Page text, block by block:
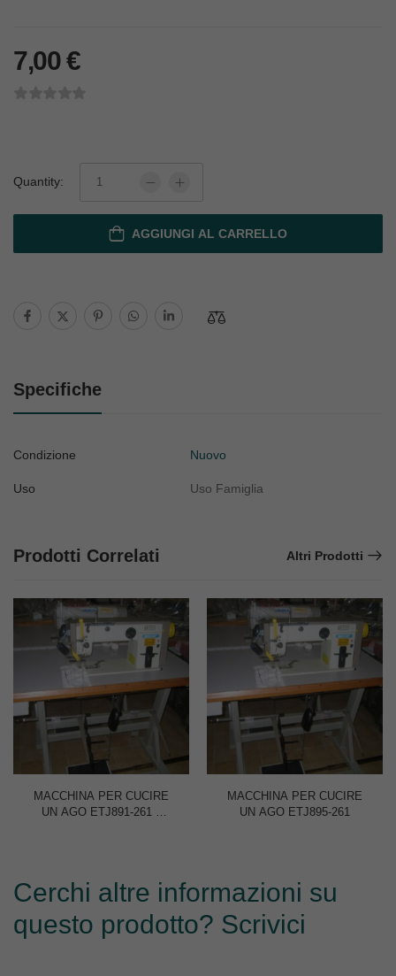
7,00€
Quantity:
AGGIUNGI AL CARRELLO
Specifiche
Condizione Nuovo
Uso Uso Famiglia
Prodotti Correlati Altri Prodotti
MACCHINA PER CUCIRE
UN AGO ETJ891-261 –
MACCHINA PER CUCIRE
UN AGO ETJ895-261
Cerchi altre informazioni su
questo prodotto? Scrivici